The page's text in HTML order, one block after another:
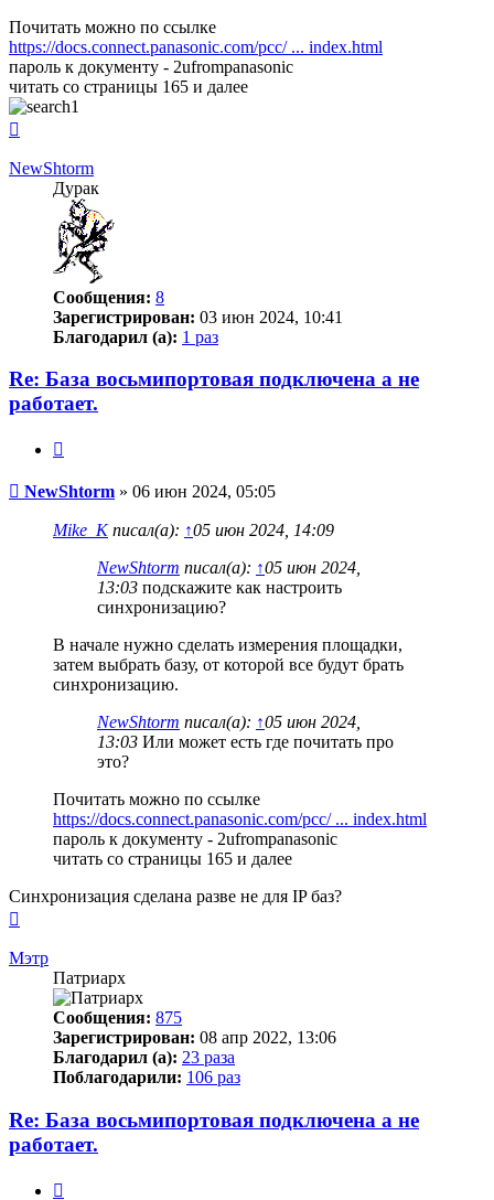
Почитать можно по ссылке
https://docs.connect.panasonic.com/pcc/ ... index.html
пароль к документу - 2ufrompanasonic
читать со страницы 165 и далее
началу
NewShtorm
Дурак
Сообщения: 8
Зарегистрирован: 03 июн 2024, 10:41
Благодарил (а): 1 раз
Re: База восьмипортовая подключена а не
работает.
Сообщение
NewShtorm » 06 июн 2024, 05:05
Mike_Kписал(а): ↑05 июн 2024, 14:09
NewShtorm писал(а): ↑05 июн 2024,
13:03 подскажите как настроить
синхронизацию?
В начале нужно сделать измерения площадки,
затем выбрать базу, от которой все будут брать
синхронизацию.
NewShtorm писал(а): ↑05 июн 2024,
13:03 Или может есть где почитать про
это?
Почитать можно по ссылке
https://docs.connect.panasonic.com/pcc/ ... index.html
пароль к документу - 2ufrompanasonic
читать со страницы 165 и далее
Синхронизация сделана разве не для IP баз?
началу
Мэтр
Патриарх
Сообщения: 875
Зарегистрирован: 08 апр 2022, 13:06
Благодарил (а): 23 раза
Поблагодарили: 106 раз
Re: База восьмипортовая подключена а не
работает.